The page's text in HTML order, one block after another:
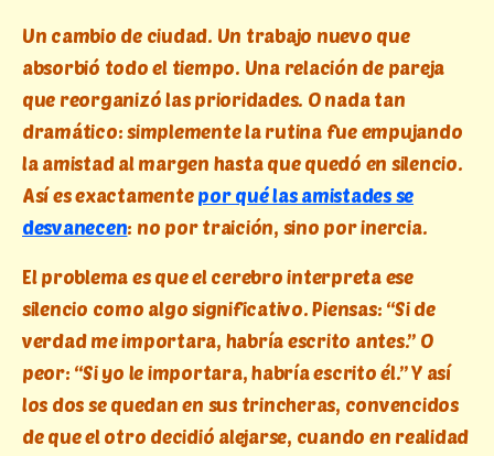
Un cambio de ciudad. Un trabajo nuevo que
absorbió todo el tiempo. Una relación de pareja
que reorganizó las prioridades. O nada tan
dramático: simplemente la rutina fue empujando
la amistad al margen hasta que quedó en silencio.
Así es exactamente por qué las amistades se
desvanecen: no por traición, sino por inercia.
El problema es que el cerebro interpreta ese
silencio como algo significativo. Piensas: “Si de
verdad me importara, habría escrito antes.” O
peor: “Si yo le importara, habría escrito él.” Y así
los dos se quedan en sus trincheras, convencidos
de que el otro decidió alejarse, cuando en realidad